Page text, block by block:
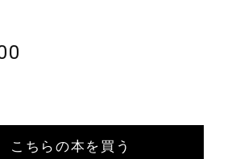
こちらの本を買う